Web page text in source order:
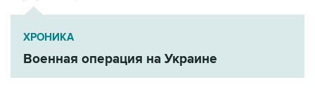
ХРОНИКА
Военная операция на Украине